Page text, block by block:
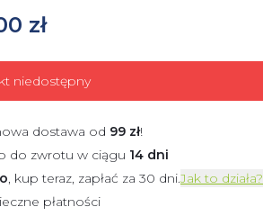
zł
niedostępny
dostawa od 99 zł!
do zwrotu w ciągu 14 dni
, kup teraz, zapłać za 30 dni.Jak to działa?
płatności